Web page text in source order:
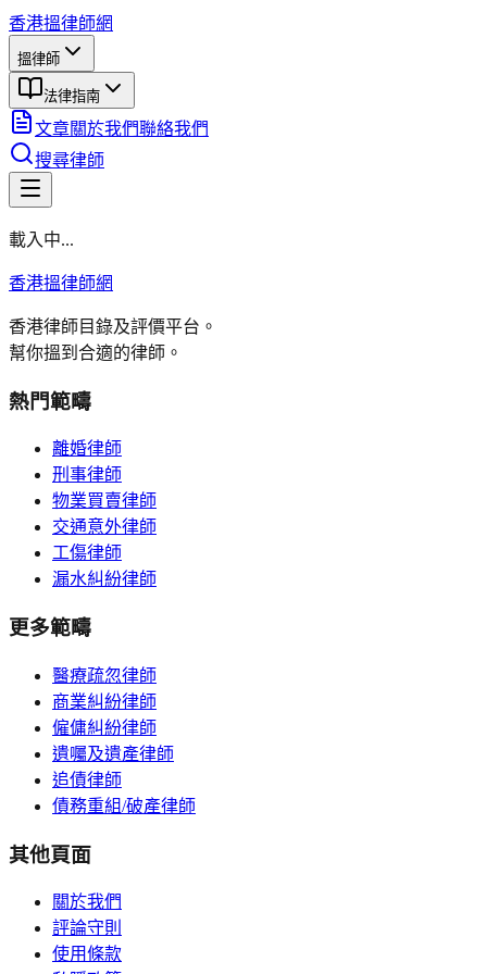
香港搵律師網
搵律師
法律指南
文章關於我們聯絡我們
搜尋律師
載入中...
香港搵律師網
香港律師目錄及評價平台。
幫你搵到合適的律師。
熱門範疇
離婚律師
刑事律師
物業買賣律師
交通意外律師
工傷律師
漏水糾紛律師
更多範疇
醫療疏忽律師
商業糾紛律師
僱傭糾紛律師
遺囑及遺產律師
追債律師
債務重組/破產律師
其他頁面
關於我們
評論守則
使用條款